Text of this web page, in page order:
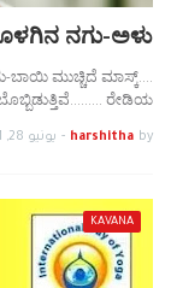
ನಗು-ಅಳು
ಬಾಯಿ ಮುಚ್ಚಿದೆ ಮಾಸ್ಕ್....
ರೇಡಿಯ…
by
harshitha
- يونيو 28, 2021
KAVANA